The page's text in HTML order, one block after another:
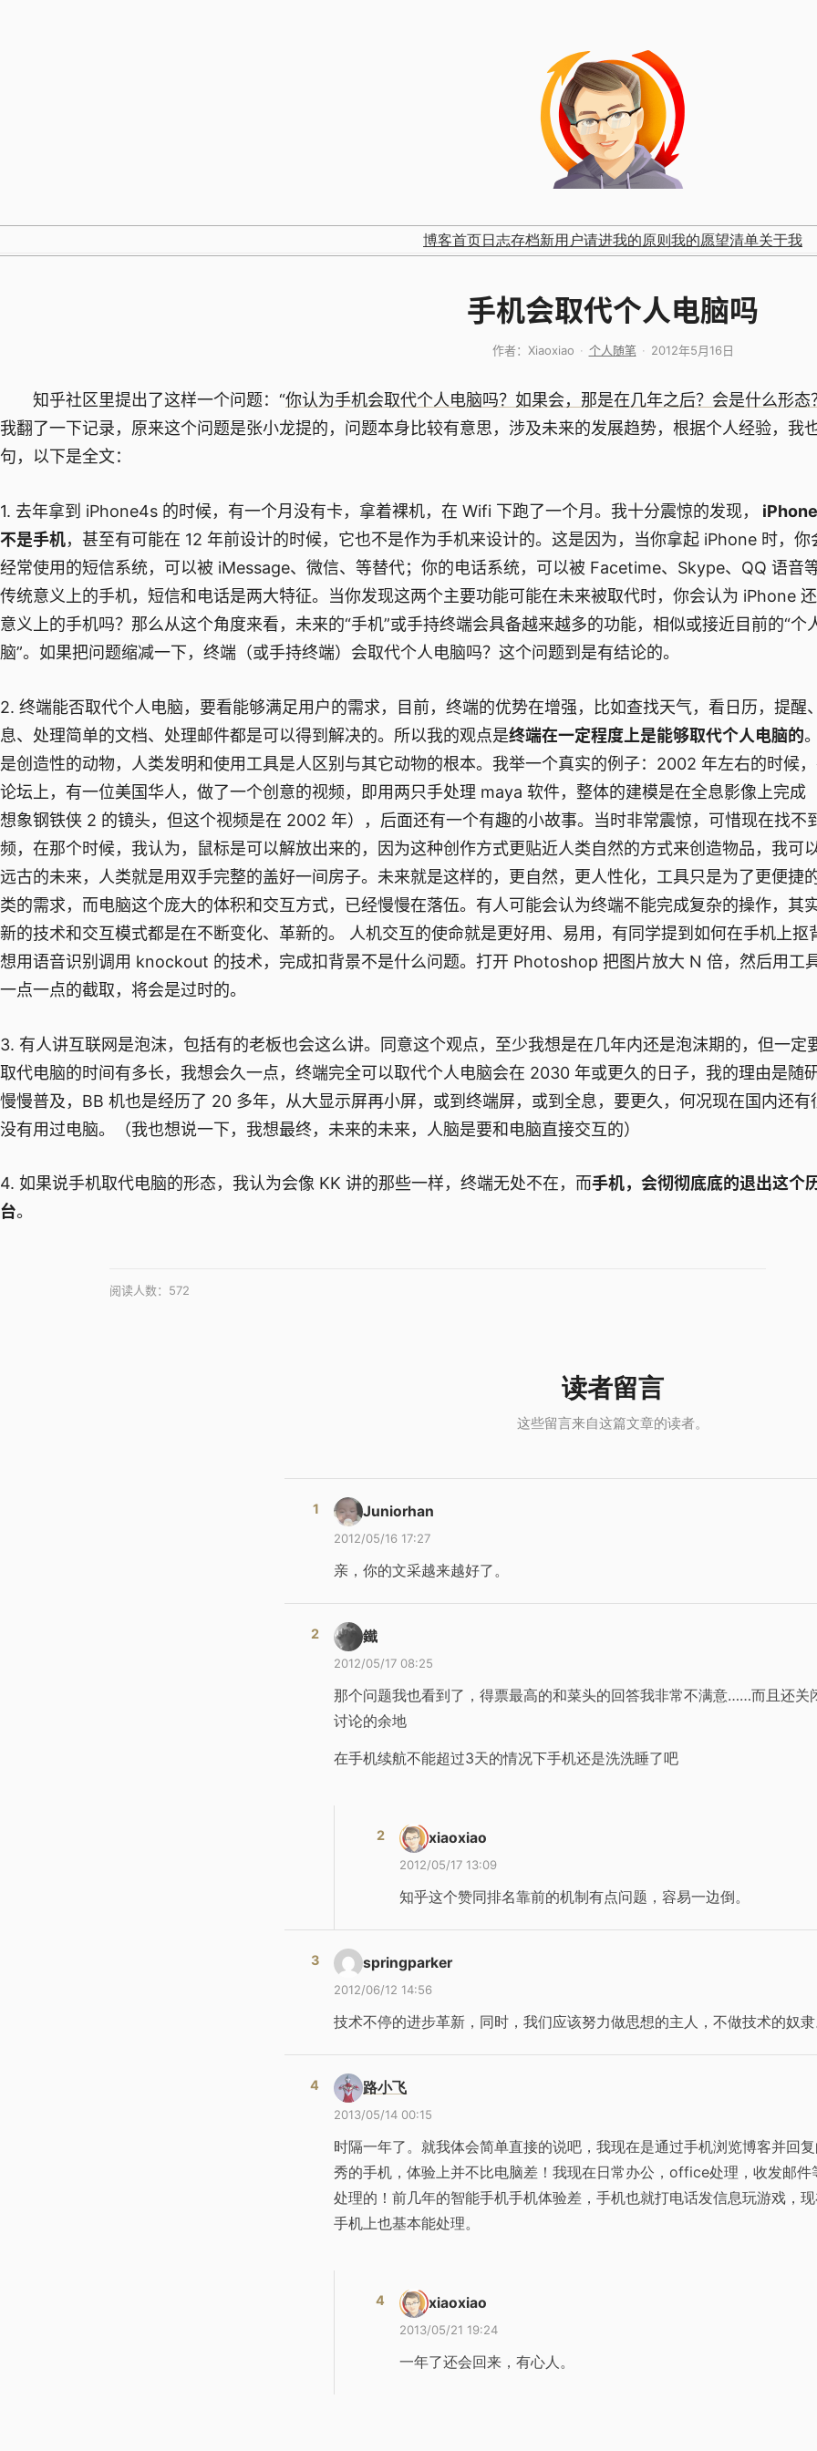
博客首页日志存档新用户请进我的原则 我的愿望清单关于我
手机会取代个人电脑吗
作者： Xiaoxiao 个人随笔 2012年5月16日
知乎社区里提出了这样一个问题：“你认为手机会取代个人电脑吗？如果会，那是在几年之后？会是什么形态
我翻了一下记录，原来这个问题是张小龙提的，问题本身比较有意思，涉及未来的发展趋势，根据个人经验，我
句，以下是全文：
1. 去年拿到 iPhone4s 的时候，有一个月没有卡，拿着裸机，在 Wifi 下跑了一个月。我十分震惊的发现，
不是手机，甚至有可能在 12 年前设计的时候，它也不是作为手机来设计的。这是因为，当你拿起 iPhone 时，你
经常使用的短信系统，可以被 iMessage、微信、等替代；你的电话系统，可以被 Facetime、Skype、QQ 语音等
传统意义上的手机，短信和电话是两大特征。当你发现这两个主要功能可能在未来被取代时，你会认为 iPhone
意义上的手机吗？那么从这个角度来看，未来的“手机”或手持终端会具备越来越多的功能，相似或接近目前的“个
脑”。如果把问题缩减一下，终端（或手持终端）会取代个人电脑吗？这个问题到是有结论的。
2. 终端能否取代个人电脑，要看能够满足用户的需求，目前，终端的优势在增强，比如查找天气，看日历，提醒
息、处理简单的文档、处理邮件都是可以得到解决的。所以我的观点是终端在一定程度上是能够取代个人电脑的
是创造性的动物，人类发明和使用工具是人区别与其它动物的根本。我举一个真实的例子：2002 年左右的时候
论坛上，有一位美国华人，做了一个创意的视频，即用两只手处理 maya 软件，整体的建模是在全息影像上完成
想象钢铁侠 2 的镜头，但这个视频是在 2002 年），后面还有一个有趣的小故事。当时非常震惊，可惜现在找不
频，在那个时候，我认为，鼠标是可以解放出来的，因为这种创作方式更贴近人类自然的方式来创造物品，我可
远古的未来，人类就是用双手完整的盖好一间房子。未来就是这样的，更自然，更人性化，工具只是为了更便捷
类的需求，而电脑这个庞大的体积和交互方式，已经慢慢在落伍。有人可能会认为终端不能完成复杂的操作，其实
新的技术和交互模式都是在不断变化、革新的。 人机交互的使命就是更好用、易用，有同学提到如何在手机上抠
想用语音识别调用 knockout 的技术，完成扣背景不是什么问题。打开 Photoshop 把图片放大 N 倍，然后用工
一点一点的截取，将会是过时的。
3. 有人讲互联网是泡沫，包括有的老板也会这么讲。同意这个观点，至少我想是在几年内还是泡沫期的，但一定
取代电脑的时间有多长，我想会久一点，终端完全可以取代个人电脑会在 2030 年或更久的日子，我的理由是随
慢慢普及，BB 机也是经历了 20 多年，从大显示屏再小屏，或到终端屏，或到全息，要更久，何况现在国内还有
没有用过电脑。（我也想说一下，我想最终，未来的未来，人脑是要和电脑直接交互的）
4. 如果说手机取代电脑的形态，我认为会像 KK 讲的那些一样，终端无处不在，而手机，会彻彻底底的退出这个
台。
阅读人数： 572
Juniorhan
2012/05/16 17:27
亲，你的文采越来越好了。
鐵
2012/05/17 08:25
那个问题我也看到了，得票最高的和菜头的回答我非常不满意……而且还关
讨论的余地
在手机续航不能超过3天的情况下手机还是洗洗睡了吧
xiaoxiao
2012/05/17 13:09
知乎这个赞同排名靠前的机制有点问题，容易一边倒。
springparker
2012/06/12 14:56
技术不停的进步革新，同时，我们应该努力做思想的主人，不做技术的奴隶
路小飞
2013/05/14 00:15
时隔一年了。就我体会简单直接的说吧，我现在是通过手机浏览博客并回
秀的手机，体验上并不比电脑差！我现在日常办公，office处理，收发邮件
处理的！前几年的智能手机手机体验差，手机也就打电话发信息玩游戏，
手机上也基本能处理。
xiaoxiao
2013/05/21 19:24
一年了还会回来，有心人。